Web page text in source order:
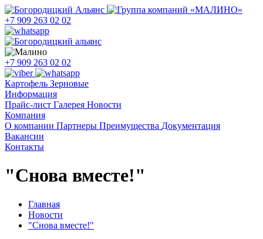
+7 909 263 02 02
+7 909 263 02 02
Картофель Зерновые
Информация
Прайс-лист Галерея Новости
Компания
О компании Партнеры Преимущества Документация
Вакансии
Контакты
"Снова вместе!"
Главная
Новости
"Снова вместе!"